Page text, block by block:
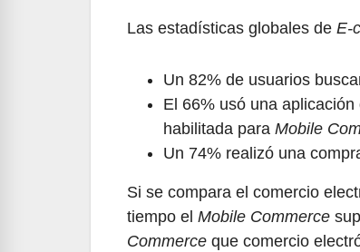
Las estadísticas globales de E-
Un 82% de usuarios
El 66% usó una
habilitada para Mobile
Un 74% realizó una
Si se compara el comercio
tiempo el Mobile Commerce
Commerce que comercio